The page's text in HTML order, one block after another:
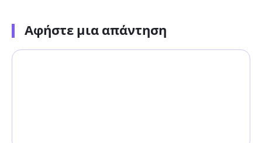
Αφήστε μια απάντηση